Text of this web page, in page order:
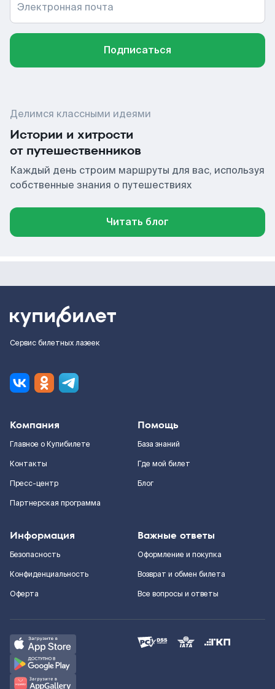
Электронная почта
Подписаться
Делимся классными идеями
Истории и хитрости
от путешественников
Каждый день строим маршруты для вас, используя
собственные знания о путешествиях
Читать блог
Сервис билетных лазеек
Компания
Главное о Купибилете
Контакты
Пресс-центр
Партнерская программа
Помощь
База знаний
Где мой билет
Блог
Информация
Безопасность
Конфиденциальность
Оферта
Важные ответы
Оформление и покупка
Возврат и обмен билета
Все вопросы и ответы